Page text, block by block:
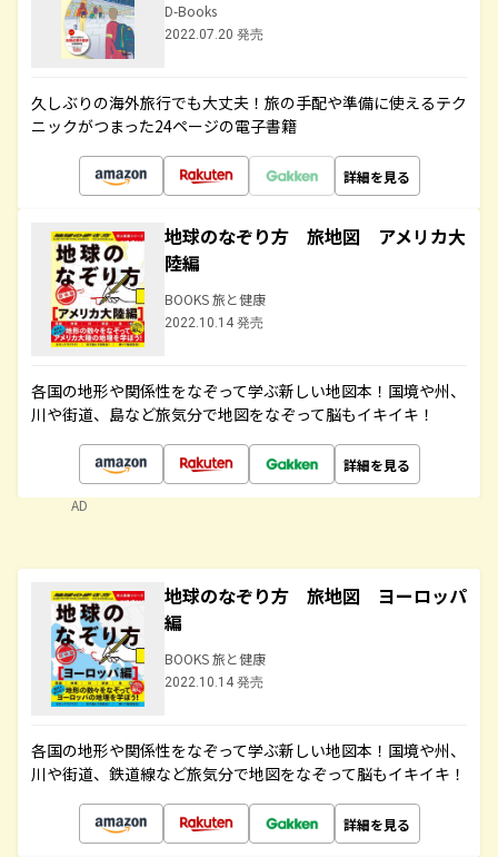
D-Books
2022.07.20 発売
久しぶりの海外旅行でも大丈夫！旅の手配や準備に使えるテク
ニックがつまった24ページの電子書籍
詳細を見る
地球のなぞり方 旅地図 アメリカ大
陸編
BOOKS 旅と健康
2022.10.14 発売
各国の地形や関係性をなぞって学ぶ新しい地図本！国境や州、
川や街道、島など旅気分で地図をなぞって脳もイキイキ！
詳細を見る
AD
地球のなぞり方 旅地図 ヨーロッパ
編
BOOKS 旅と健康
2022.10.14 発売
各国の地形や関係性をなぞって学ぶ新しい地図本！国境や州、
川や街道、鉄道線など旅気分で地図をなぞって脳もイキイキ！
詳細を見る